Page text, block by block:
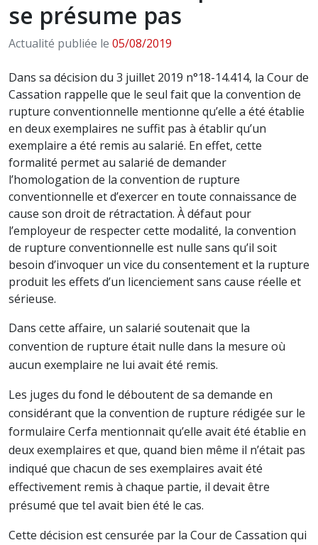
se présume pas
Actualité publiée le 05/08/2019
Dans sa décision du 3 juillet 2019 n°18-14.414, la Cour de
Cassation rappelle que le seul fait que la convention de
rupture conventionnelle mentionne qu’elle a été établie
en deux exemplaires ne suffit pas à établir qu’un
exemplaire a été remis au salarié. En effet, cette
formalité permet au salarié de demander
l’homologation de la convention de rupture
conventionnelle et d’exercer en toute connaissance de
cause son droit de rétractation. À défaut pour
l’employeur de respecter cette modalité, la convention
de rupture conventionnelle est nulle sans qu’il soit
besoin d’invoquer un vice du consentement et la rupture
produit les effets d’un licenciement sans cause réelle et
sérieuse.
Dans cette affaire, un salarié soutenait que la
convention de rupture était nulle dans la mesure où
aucun exemplaire ne lui avait été remis.
Les juges du fond le déboutent de sa demande en
considérant que la convention de rupture rédigée sur le
formulaire Cerfa mentionnait qu’elle avait été établie en
deux exemplaires et que, quand bien même il n’était pas
indiqué que chacun de ses exemplaires avait été
effectivement remis à chaque partie, il devait être
présumé que tel avait bien été le cas.
Cette décision est censurée par la Cour de Cassation qui